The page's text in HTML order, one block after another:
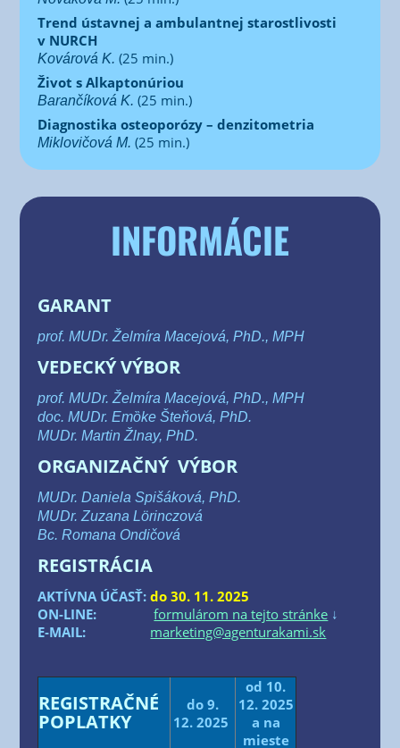
Trend ústavnej a ambulantnej starostlivosti
v NURCH
Kovárová K. (25 min.)
Život s Alkaptonúriou
Barančíková K.(25 min.)
Diagnostika osteoporózy – denzitometria
Miklovičová M. (25 min.)
INFORMÁCIE
GARANT
prof. MUDr. Žel­mí­ra Mace­jo­vá, PhD., MPH
VEDECKÝ VÝBOR
prof. MUDr. Žel­mí­ra Mace­jo­vá, PhD., MPH
doc. MUDr. Emȍke Šte­ňo­vá, PhD.
MUDr. Mar­tin Žlnay, PhD.
ORGANIZAČNÝ VÝBOR
MUDr. Danie­la Spi­šá­ko­vá, PhD.
MUDr. Zuza­na Lörinc­zo­vá
Bc. Roma­na Ondičová
REGISTRÁCIA
AKTÍVNA ÚČASŤ: do 30. 11. 2025
ON-LINE:
for­mu­lá­rom na tej­to strán­ke ↓
E‑MAIL:
marketing@agenturakami.sk
REGISTRAČNÉ
POPLATKY
do 9.
12. 2025
od 10.
12. 2025
a na
mieste